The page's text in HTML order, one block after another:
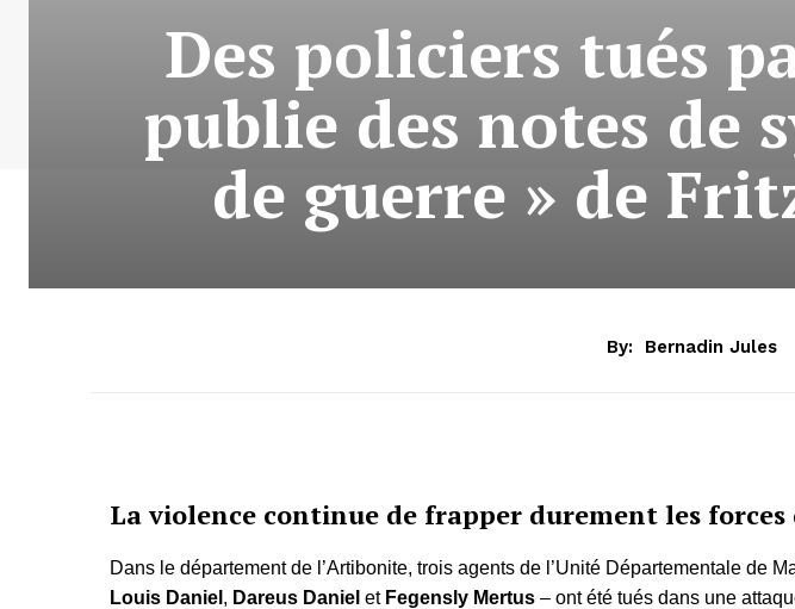
Des policiers tués
publie des notes de
de guerre » de
By: Bernadin Jules
La violence continue de frapper durement les forces
Dans le département de l’Artibonite, trois agents de l’Unité Départementale de
Louis Daniel , Dareus Daniel et Fegensly Mertus – ont été tués dans une